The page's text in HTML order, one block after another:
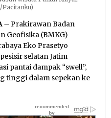
– Prakirawan Badan
Geofisika (BMKG)
Eko Prasetyo
selatan Jatim
pantai dampak “swell”,
tinggi dalam sepekan ke